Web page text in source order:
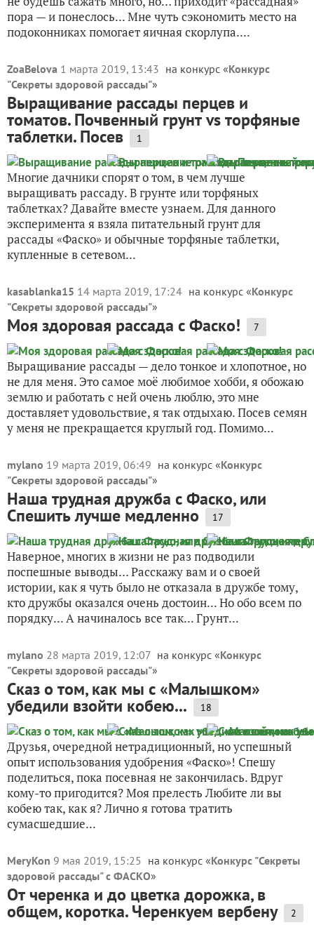
пора — и понеслось... Мне чуть сэкономить место на
подоконниках помогает яичная скорлупа....
ZoaBelova 1 марта 2019, 13:43 на конкурс «Конкурс
"Секреты здоровой рассады"»
Выращивание рассады перцев и
томатов. Почвенный грунт vs торфяные
таблетки. Посев 1
Многие дачники спорят о том, в чем лучше
выращивать рассаду. В грунте или торфяных
таблетках? Давайте вместе узнаем. Для данного
эксперимента я взяла питательный грунт для
рассады «Фаско» и обычные торфяные таблетки,
купленные в сетевом...
kasablanka15 14 марта 2019, 17:24 на конкурс «Конкурс
"Секреты здоровой рассады"»
Моя здоровая рассада с Фаско! 7
Выращивание рассады — дело тонкое и хлопотное, но
не для меня. Это самое моё любимое хобби, я обожаю
землю и работать с ней очень люблю, это мне
доставляет удовольствие, я так отдыхаю. Посев семян
у меня не прекращается круглый год. Помимо...
mylano 19 марта 2019, 06:49 на конкурс «Конкурс
"Секреты здоровой рассады"»
Наша трудная дружба с Фаско, или
Спешить лучше медленно 17
Наверное, многих в жизни не раз подводили
поспешные выводы… Расскажу вам и о своей
истории, как я чуть было не отказала в дружбе тому,
кто дружбы оказался очень достоин... Но обо всем по
порядку... А начиналось все так... Грунт...
mylano 28 марта 2019, 12:07 на конкурс «Конкурс
"Секреты здоровой рассады"»
Сказ о том, как мы с «Малышком»
убедили взойти кобею... 18
Друзья, очередной нетрадиционный, но успешный
опыт использования удобрения «Фаско»! Спешу
поделиться, пока посевная не закончилась. Вдруг
кому-то пригодится? Моя прелесть Любите ли вы
кобею так, как я? Лично я готова тратить
сумасшедшие...
MeryKon 9 мая 2019, 15:25 на конкурс «Конкурс "Секреты
здоровой рассады" с ФАСКО»
От черенка и до цветка дорожка, в
общем, коротка. Черенкуем вербену 2